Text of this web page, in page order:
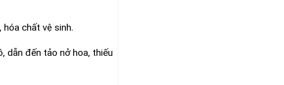
hóa chất vệ sinh.
dẫn đến tảo nở hoa, thiếu